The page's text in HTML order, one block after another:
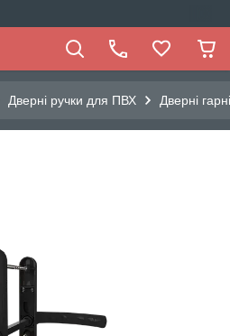
Дверні ручки для ПВХ Дверні